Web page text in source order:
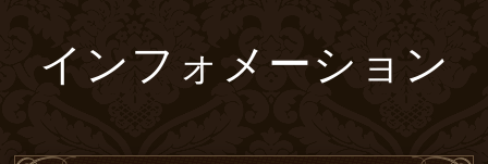
インフォメーション